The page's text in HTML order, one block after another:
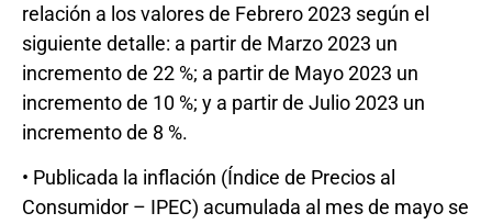
relación a los valores de Febrero 2023 según el
siguiente detalle: a partir de Marzo 2023 un
incremento de 22 %; a partir de Mayo 2023 un
incremento de 10 %; y a partir de Julio 2023 un
incremento de 8 %.
• Publicada la inflación (Índice de Precios al
Consumidor – IPEC) acumulada al mes de mayo se